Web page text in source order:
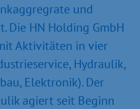
und
Die HN Holding GmbH
Aktivitäten in vier
Hydraulik,
Elektronik). Der
agiert seit Beginn